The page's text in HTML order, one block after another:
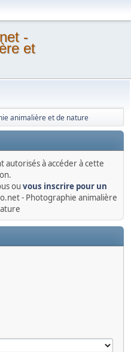
-
et
animalière et de nature
autorisés à accéder à cette
ou vous inscrire pour un
- Photographie animalière